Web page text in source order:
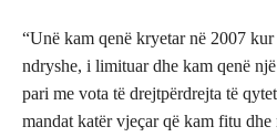
“Unë kam qenë kryetar në 2007
ndryshe, i limituar dhe kam qenë
pari me vota të drejtpërdrejta të
mandat katër vjeçar që kam fitu dhe